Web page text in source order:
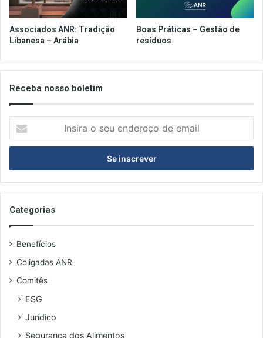
Associados ANR: Tradição
Libanesa – Arábia
Boas Práticas – Gestão de
resíduos
Receba nosso boletim
seu
de
email
Categorias
Benefícios
Coligadas ANR
Comitês
ESG
Jurídico
Segurança dos Alimentos